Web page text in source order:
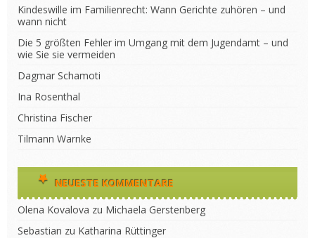
Kindeswille im Familienrecht: Wann Gerichte zuhören – und
wann nicht
Die 5 größten Fehler im Umgang mit dem Jugendamt – und
wie Sie sie vermeiden
Dagmar Schamoti
Ina Rosenthal
Christina Fischer
Tilmann Warnke
NEUESTE KOMMENTARE
Olena Kovalova zu Michaela Gerstenberg
Sebastian zu Katharina Rüttinger